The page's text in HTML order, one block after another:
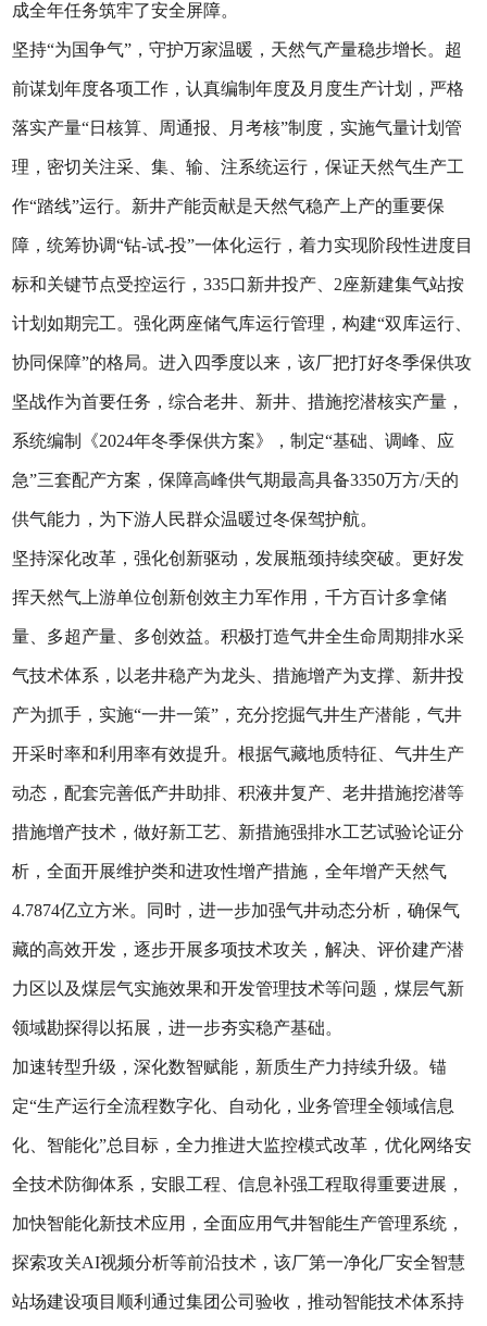
成全年任务筑牢了安全屏障。
坚持“为国争气”，守护万家温暖，天然气产量稳步增长。超
前谋划年度各项工作，认真编制年度及月度生产计划，严格
落实产量“日核算、周通报、月考核”制度，实施气量计划管
理，密切关注采、集、输、注系统运行，保证天然气生产工
作“踏线”运行。新井产能贡献是天然气稳产上产的重要保
障，统筹协调“钻-试-投”一体化运行，着力实现阶段性进度目
标和关键节点受控运行，335口新井投产、2座新建集气站按
计划如期完工。强化两座储气库运行管理，构建“双库运行、
协同保障”的格局。进入四季度以来，该厂把打好冬季保供攻
坚战作为首要任务，综合老井、新井、措施挖潜核实产量，
系统编制《2024年冬季保供方案》，制定“基础、调峰、应
急”三套配产方案，保障高峰供气期最高具备3350万方/天的
供气能力，为下游人民群众温暖过冬保驾护航。
坚持深化改革，强化创新驱动，发展瓶颈持续突破。更好发
挥天然气上游单位创新创效主力军作用，千方百计多拿储
量、多超产量、多创效益。积极打造气井全生命周期排水采
气技术体系，以老井稳产为龙头、措施增产为支撑、新井投
产为抓手，实施“一井一策”，充分挖掘气井生产潜能，气井
开采时率和利用率有效提升。根据气藏地质特征、气井生产
动态，配套完善低产井助排、积液井复产、老井措施挖潜等
措施增产技术，做好新工艺、新措施强排水工艺试验论证分
析，全面开展维护类和进攻性增产措施，全年增产天然气
4.7874亿立方米。同时，进一步加强气井动态分析，确保气
藏的高效开发，逐步开展多项技术攻关，解决、评价建产潜
力区以及煤层气实施效果和开发管理技术等问题，煤层气新
领域勘探得以拓展，进一步夯实稳产基础。
加速转型升级，深化数智赋能，新质生产力持续升级。锚
定“生产运行全流程数字化、自动化，业务管理全领域信息
化、智能化”总目标，全力推进大监控模式改革，优化网络安
全技术防御体系，安眼工程、信息补强工程取得重要进展，
加快智能化新技术应用，全面应用气井智能生产管理系统，
探索攻关AI视频分析等前沿技术，该厂第一净化厂安全智慧
站场建设项目顺利通过集团公司验收，推动智能技术体系持